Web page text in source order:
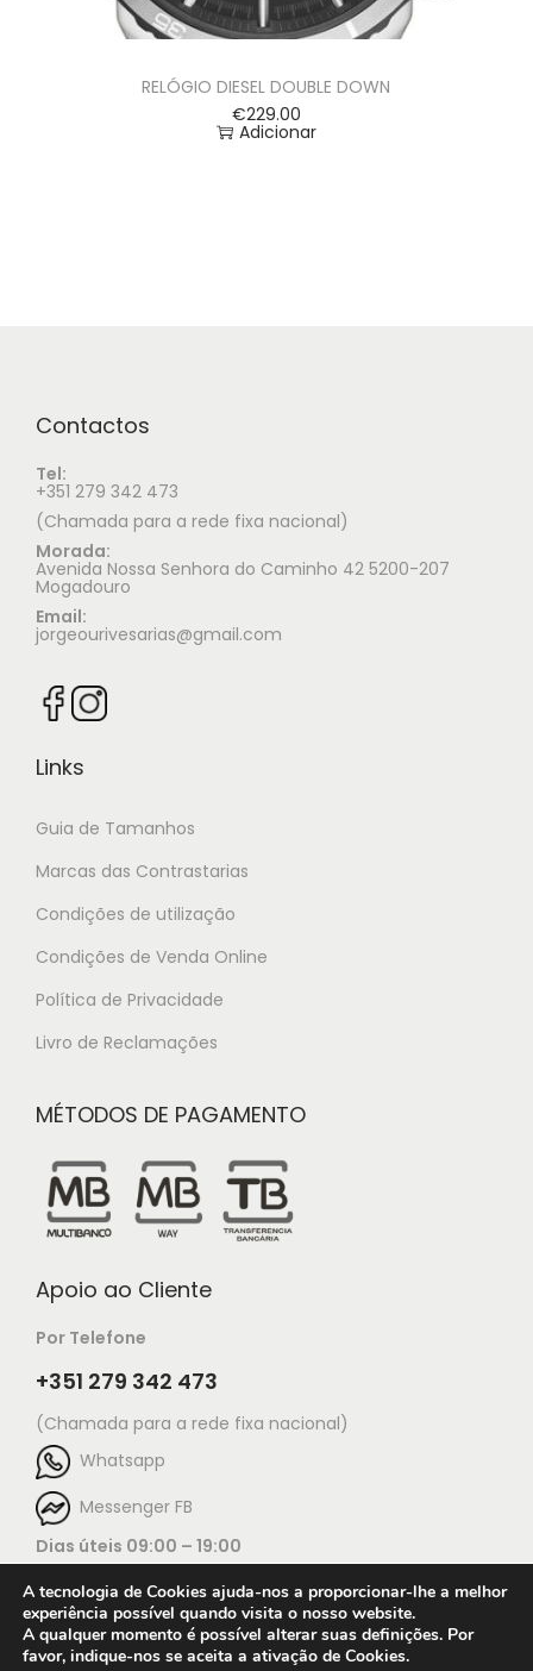
RELÓGIO DIESEL DOUBLE DOWN
€229.00
Adicionar
Contactos
Tel:
+351 279 342 473
(Chamada para a rede fixa nacional)
Morada:
Avenida Nossa Senhora do Caminho 42 5200-207
Mogadouro
Email:
jorgeourivesarias@gmail.com
Links
Guia de Tamanhos
Marcas das Contrastarias
Condições de utilização
Condições de Venda Online
Política de Privacidade
Livro de Reclamações
MÉTODOS DE PAGAMENTO
Apoio ao Cliente
Por Telefone
+351 279 342 473
(Chamada para a rede fixa nacional)
Whatsapp
Messenger FB
Dias úteis 09:00 – 19:00
A tecnologia de Cookies ajuda-nos a proporcionar-lhe a melhor
experiência possível quando visita o nosso website.
A qualquer momento é possível alterar suas definições. Por
favor, indique-nos se aceita a ativação de Cookies.